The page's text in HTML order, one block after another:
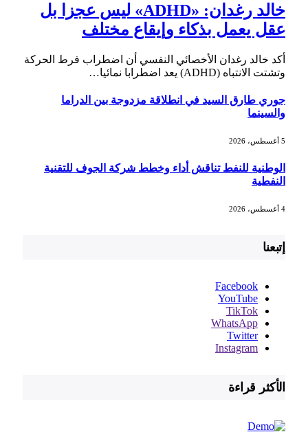
خالد رغدان: «ADHD» ليس عجزا بل
عقل يعمل بذكاء وإيقاع مختلف
أكد خالد رغدان الأخصائي النفسي أن اضطراب فرط الحركة
وتشتت الانتباه (ADHD) يعد اضطرابا نمائيا…
جوري طارق السيد في انطلاقة مزدوجة بين الدراما
والسينما
الوطنية للنفط تناقش أداء وخطط شركة الجوف للتقنية
النفطية
إتبعنا
Facebook
YouTube
TikTok
WhatsApp
Twitter
Instagram
الأكثر قراءة